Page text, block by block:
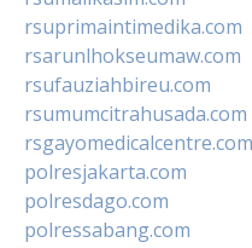
rsuprimaintimedika.com
rsarunlhokseumaw.com
rsufauziahbireu.com
rsumumcitrahusada.com
rsgayomedicalcentre.com
polresjakarta.com
polresdago.com
polressabang.com